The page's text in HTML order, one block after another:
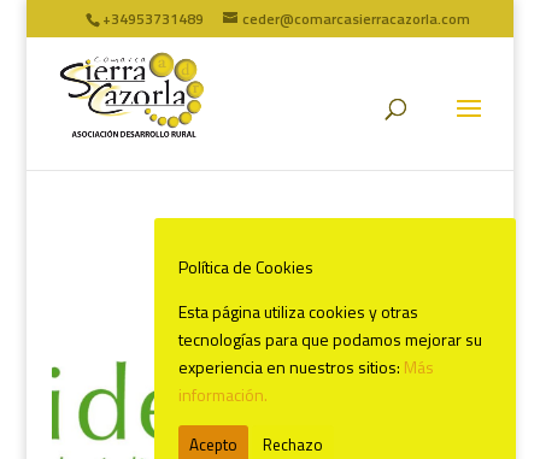
+34953731489 ceder@comarcasierracazorla.com
Política de Cookies
Esta página utiliza cookies y otras
tecnologías para que podamos mejorar su
experiencia en nuestros sitios: Más
información.
Acepto Rechazo